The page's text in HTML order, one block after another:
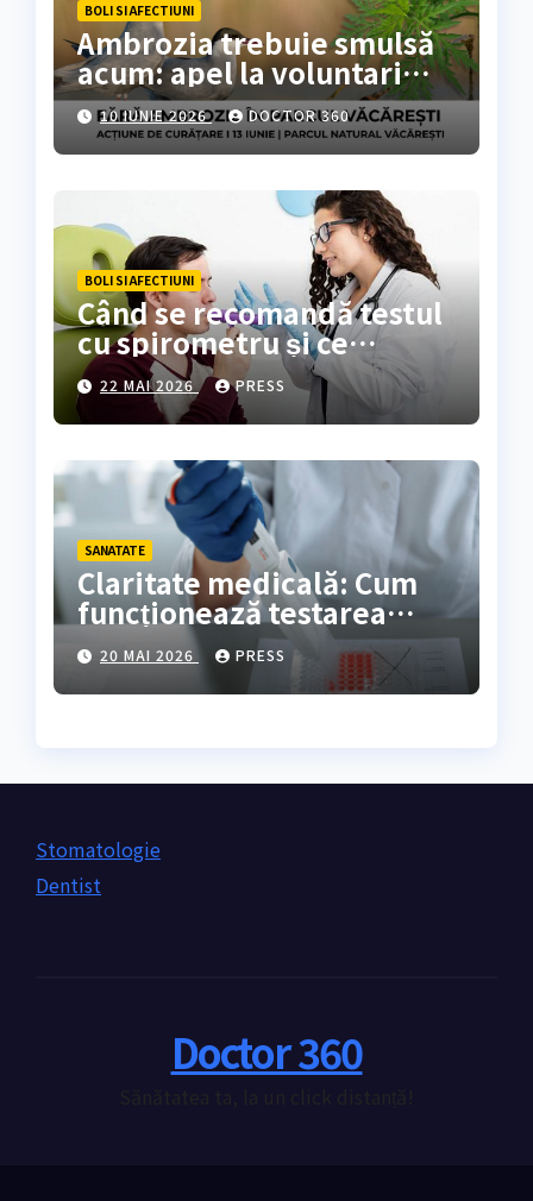
BOLI SI AFECTIUNI
Ambrozia trebuie smulsă
acum: apel la voluntari
pentru acțiune de curățare
în Parcul Natural
Văcărești
10 IUNIE 2026 DOCTOR 360
BOLI SI AFECTIUNI
Când se recomandă testul
cu spirometru și ce
rezultate oferă?
22 MAI 2026 PRESS
SANATATE
Claritate medicală: Cum
funcționează testarea
genetică și cine are
nevoie de ea?
20 MAI 2026 PRESS
Stomatologie
Dentist
Doctor 360